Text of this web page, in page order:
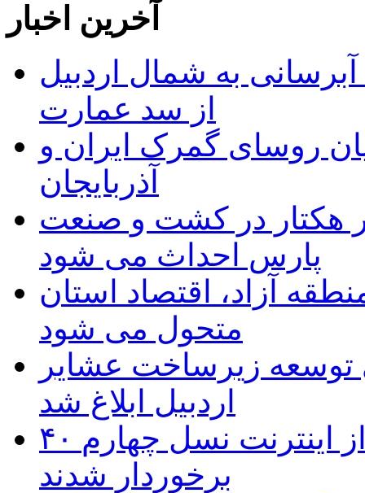
آخرین اخبار
ماده ۲۳ طرح آبرسانی به شمال اردبیل
از سد عمارت
روسای گمرک ایران و
آذربایجان
هکتار در کشت و صنعت
پارس احداث می شود
آزاد، اقتصاد استان
متحول می شود
برای توسعه زیرساخت عشایر
اردبیل ابلاغ شد
۴۰ روستای شهرستان گِرمی از اینترنت نسل چهارم
برخوردار شدند